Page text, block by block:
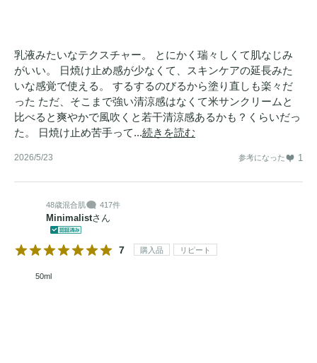
乳液みたいなテクスチャー。 とにかく瑞々しくて肌なじみ
がいい。 日焼け止め感が少なくて、スキンケアの延長みた
いな感覚で使える。 するするのびるから塗り直しも楽々だ
った ただ、そこまで強い清涼感はなくて米サンクリームと
比べると爽やかで風吹くと若干清涼感あるかも？くらいだっ
た。 日焼け止め苦手って...続きを読む
2026/5/23 参考になった 1
48歳混合肌 417件
Minimalistさん
7 購入品 リピート
50ml